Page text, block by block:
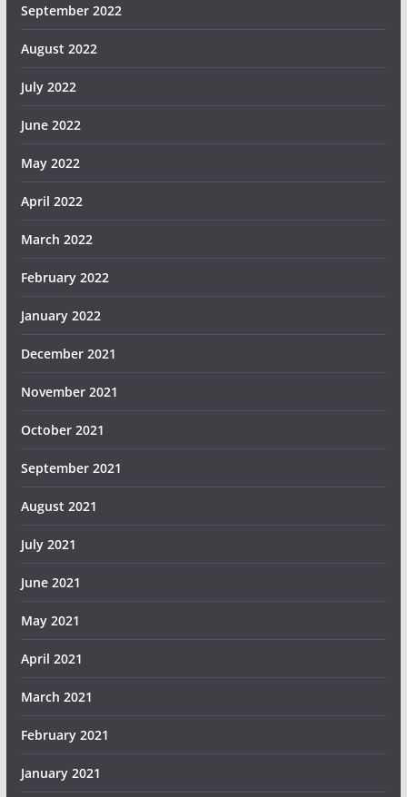
September 2022
August 2022
July 2022
June 2022
May 2022
April 2022
March 2022
February 2022
January 2022
December 2021
November 2021
October 2021
September 2021
August 2021
July 2021
June 2021
May 2021
April 2021
March 2021
February 2021
January 2021